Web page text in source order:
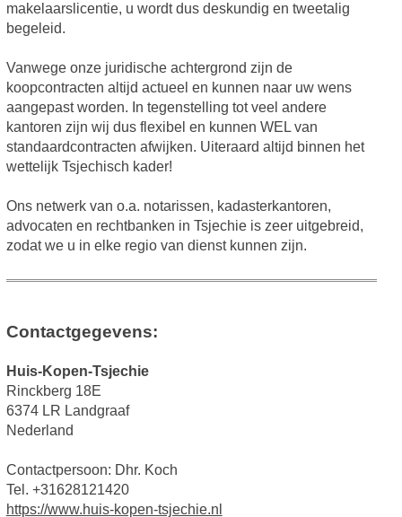
makelaarslicentie, u wordt dus deskundig en tweetalig
begeleid.
Vanwege onze juridische achtergrond zijn de
koopcontracten altijd actueel en kunnen naar uw wens
aangepast worden. In tegenstelling tot veel andere
kantoren zijn wij dus flexibel en kunnen WEL van
standaardcontracten afwijken. Uiteraard altijd binnen het
wettelijk Tsjechisch kader!
Ons netwerk van o.a. notarissen, kadasterkantoren,
advocaten en rechtbanken in Tsjechie is zeer uitgebreid,
zodat we u in elke regio van dienst kunnen zijn.
Contactgegevens:
Huis-Kopen-Tsjechie
Rinckberg 18E
6374 LR Landgraaf
Nederland
Contactpersoon: Dhr. Koch
Tel. +31628121420
https://www.huis-kopen-tsjechie.nl